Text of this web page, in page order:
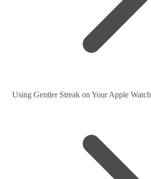
Using Gentler Streak on Your Apple Watch